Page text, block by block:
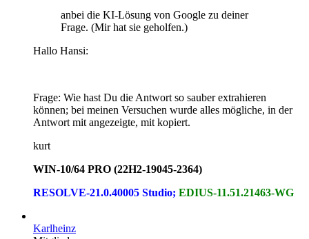
anbei die KI-Lösung von Google zu deiner
Frage. (Mir hat sie geholfen.)
Hallo Hansi:
Frage: Wie hast Du die Antwort so sauber extrahieren
können; bei meinen Versuchen wurde alles mögliche, in der
Antwort mit angezeigte, mit kopiert.
kurt
WIN-10/64 PRO (22H2-19045-2364)
RESOLVE-21.0.40005 Studio; EDIUS-11.51.21463-WG
Karlheinz